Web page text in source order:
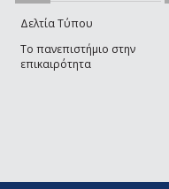
Δελτία Τύπου
Το πανεπιστήμιο στην
επικαιρότητα